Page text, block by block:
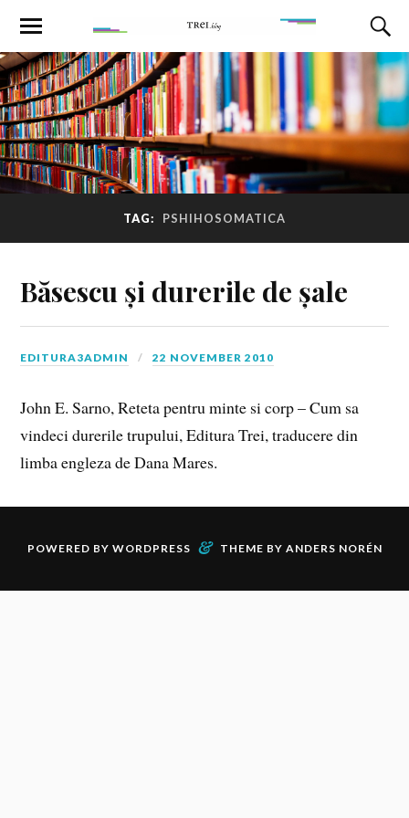
TAG: PSHIHOSOMATICA
Băsescu și durerile de șale
EDITURA3ADMIN 22 NOVEMBER 2010
John E. Sarno, Reteta pentru minte si corp – Cum sa
vindeci durerile trupului, Editura Trei, traducere din
limba engleza de Dana Mares.
POWERED BY WORDPRESS & THEME BY ANDERS NORÉN